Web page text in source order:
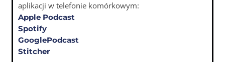
aplikacji w telefonie komórkowym:
Apple Podcast
Spotify
GooglePodcast
Stitcher